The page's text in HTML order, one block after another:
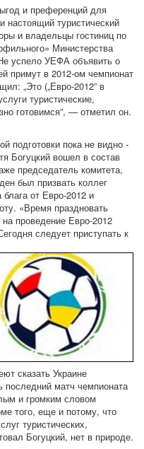
и преференций для
настоящий туристический
и владельцы гостиниц по
Министерства
успело УЕФА объявить о
примут в 2012-ом чемпионат
„Это („Евро-2012” в
туристические,
готовимся”, — отметил он.
подготовки пока не видно -
Богуцкий вошел в состав
председатель комитета,
был призвать коллег
от Евро-2012 и
«Время праздновать
проведение Евро-2012
следует приступать к
сказать Украине
последний матч чемпионата
и громким словом
того, еще и потому, что
туристических,
Богуцкий, нет в природе.